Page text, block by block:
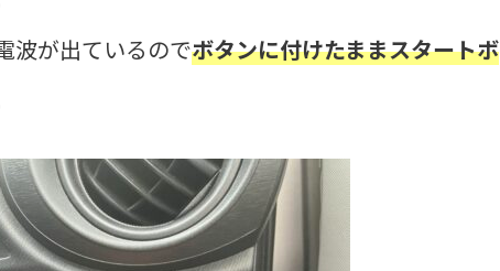
波が出ているのでボタンに付けたままスタートボ